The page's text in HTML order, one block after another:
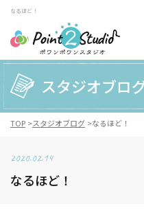
なるほど！
スタジオブロ
TOP スタジオブログ なるほど！
2020.02.14
なるほど！